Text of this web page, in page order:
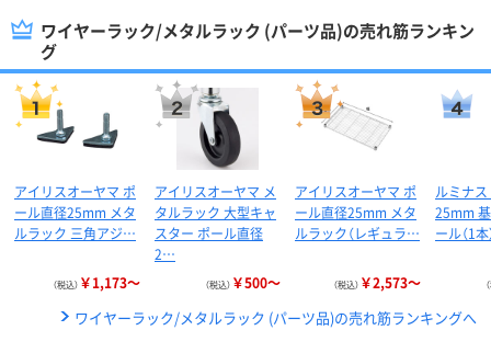
ワイヤーラック/メタルラック (パーツ品)の売れ筋ランキン
グ
アイリスオーヤマ ポ
ール直径25mm メタ
ルラック 三角アジ…
（税込） ￥1,173～
アイリスオーヤマ メ
タルラック 大型キャ
スター ポール直径
2…
（税込） ￥500～
アイリスオーヤマ ポ
ール直径25mm メタ
ルラック（レギュラ…
（税込） ￥2,573～
ルミナ
25mm
ール（1
ワイヤーラック/メタルラック (パーツ品)の売れ筋ランキングへ